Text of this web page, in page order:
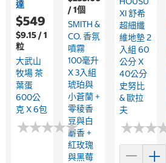
達
$549
$9.15 / 1
粒
大武山
牧場 茶
葉蛋
600公
克 X 6包
★★★★★
★★★★★
/ 1個
SMITH &
CO. 香氛
噴霧
100毫升
X 3入組
琥珀與
小蒼蘭 +
零稜香
豆與白
麝香 +
紅玫瑰
與黑莓
XI 舒希
超細纖
維地墊 2
入組 60
公分 X
40公分
史努比
& 歐拉
夫
★★★
★★★